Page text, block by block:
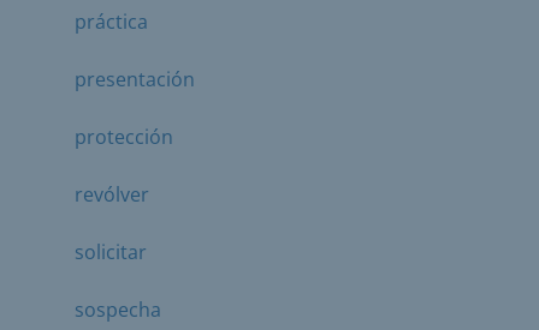
práctica
presentación
protección
revólver
solicitar
sospecha